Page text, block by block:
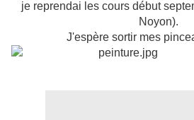
je reprendai les cours début
Noyon).
J'espère sortir mes